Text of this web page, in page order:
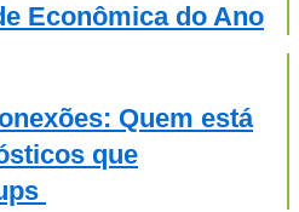
Econômica do Ano
Quem está
que